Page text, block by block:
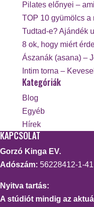
Pilates előnyei –
TOP 10 gyümölcs
Tudtad-e? Ajándék
8 ok, hogy miért
Ászanák (asana) –
Intim torna –
Kategóriák
Blog
Egyéb
Hírek
KAPCSOLAT
Gorzó Kinga EV.
Adószám: 56228412-1-41
Nyitva tartás:
A stúdiót mindig az